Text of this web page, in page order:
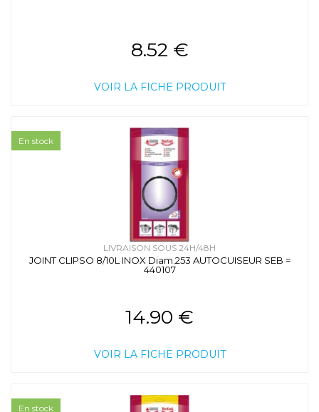
8.52 €
VOIR LA FICHE PRODUIT
LIVRAISON SOUS 24H/48H
JOINT CLIPSO 8/10L INOX Diam.253 AUTOCUISEUR SEB =
440107
14.90 €
VOIR LA FICHE PRODUIT
En stock
En stock